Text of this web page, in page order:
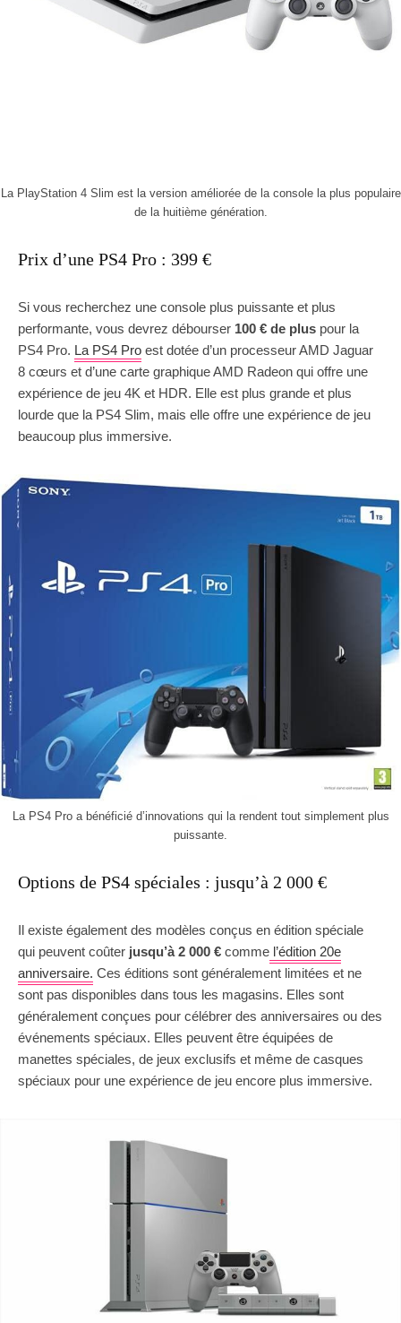
La PlayStation 4 Slim est la version améliorée de la console la plus populaire
de la huitième génération.
Prix d’une PS4 Pro : 399 €
Si vous recherchez une console plus puissante et plus
performante, vous devrez débourser 100 € de plus pour la
PS4 Pro. La PS4 Pro est dotée d’un processeur AMD Jaguar
8 cœurs et d’une carte graphique AMD Radeon qui offre une
expérience de jeu 4K et HDR. Elle est plus grande et plus
lourde que la PS4 Slim, mais elle offre une expérience de jeu
beaucoup plus immersive.
La PS4 Pro a bénéficié d’innovations qui la rendent tout simplement plus
puissante.
Options de PS4 spéciales : jusqu’à 2 000 €
Il existe également des modèles conçus en édition spéciale
qui peuvent coûter jusqu’à 2 000 € comme l’édition 20e
anniversaire. Ces éditions sont généralement limitées et ne
sont pas disponibles dans tous les magasins. Elles sont
généralement conçues pour célébrer des anniversaires ou des
événements spéciaux. Elles peuvent être équipées de
manettes spéciales, de jeux exclusifs et même de casques
spéciaux pour une expérience de jeu encore plus immersive.